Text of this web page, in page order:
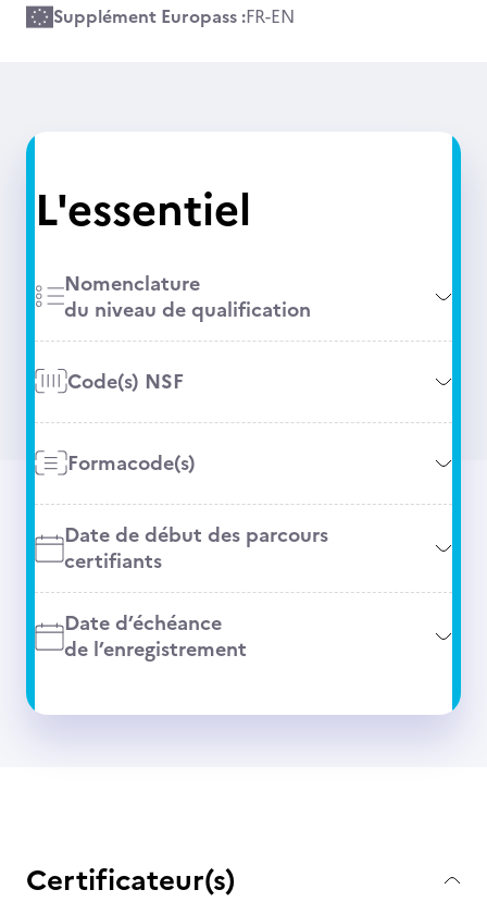
Supplément Europass :FR-EN
L'essentiel
Nomenclature
du niveau de qualification
Code(s) NSF
Formacode(s)
Date de début des parcours
certifiants
Date d’échéance
de l’enregistrement
Certificateur(s)